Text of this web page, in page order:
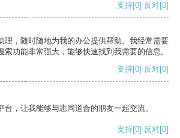
支持[0] 反对[0]
理，随时随地为我的办公提供帮助。我经常需要
索功能非常强大，能够快速找到我需要的信息。
支持[0] 反对[0]
台，让我能够与志同道合的朋友一起交流。
支持[0] 反对[0]